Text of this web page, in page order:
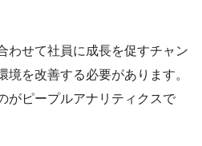
わせて社員に成長を促すチャン
境を改善する必要があります。
がピープルアナリティクスで